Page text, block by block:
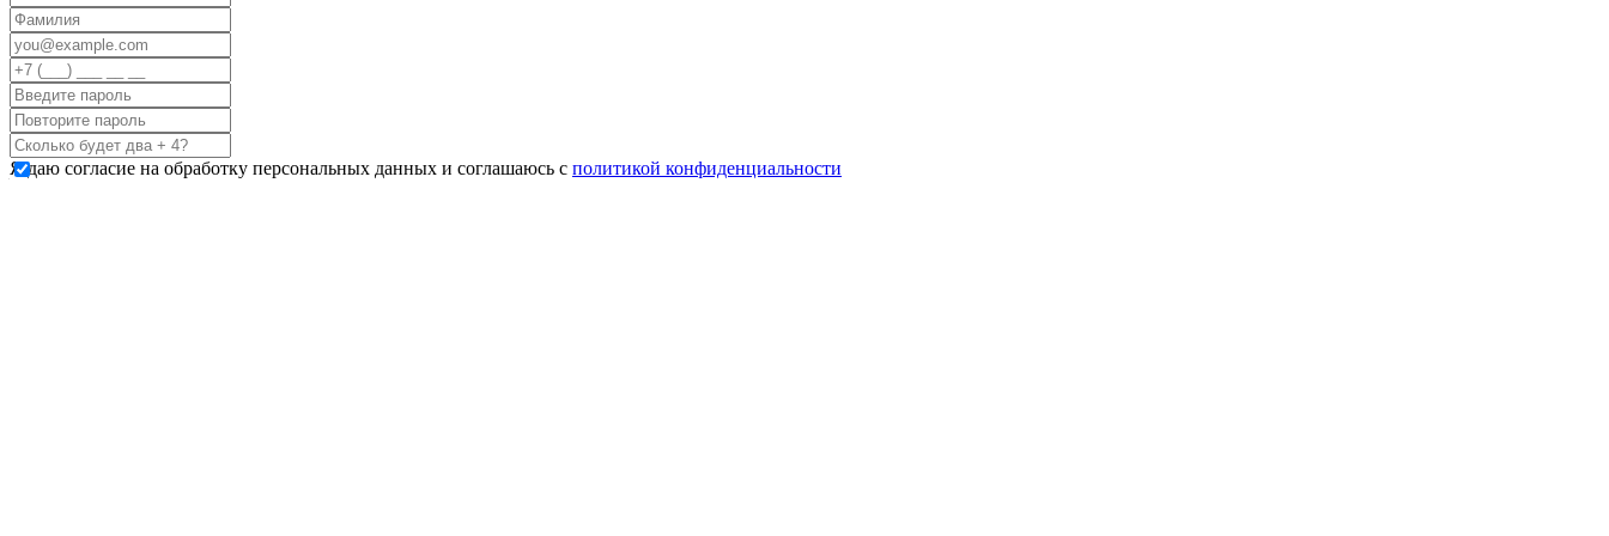
Я даю согласие на обработку персональных данных и соглашаюсь с политикой конфиденциальности